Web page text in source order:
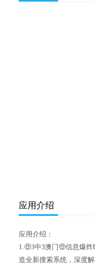
应用介绍
应用介绍：
1.🤑3中3澳门🤑信息爆
造全新搜索系统，深度